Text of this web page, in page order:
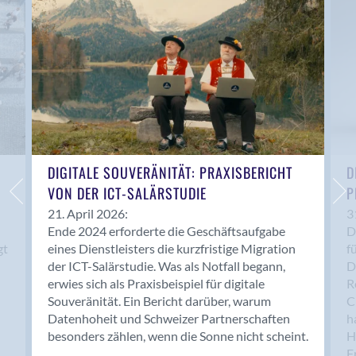
Anwil
Appenzell
Au SG
Baar
Baden
Balsthal
Balzers
Basel
Bassersdorf
Belp
Bendern
Benken (SG)
Bergdietikon
Berlin
Bern
Bern - Liebefeld
DIGITALE SOUVERÄNITÄT: PRAXISBERICHT
VON DER ICT-SALÄRSTUDIE
21. April 2026:
Ende 2024 erforderte die Geschäftsaufgabe
eines Dienstleisters die kurzfristige Migration
der ICT-Salärstudie. Was als Notfall begann,
erwies sich als Praxisbeispiel für digitale
Souveränität. Ein Bericht darüber, warum
Datenhoheit und Schweizer Partnerschaften
besonders zählen, wenn die Sonne nicht scheint.